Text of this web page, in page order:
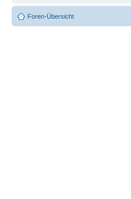
Foren-Übersicht